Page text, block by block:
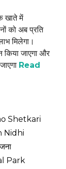
खाते में
को अब प्रति
मिलेगा।
किया जाएगा और
Read
Shetkari
Nidhi
Park